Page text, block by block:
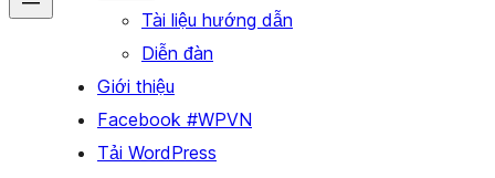
Tài liệu hướng dẫn
Diễn đàn
Giới thiệu
Facebook #WPVN
Tải WordPress